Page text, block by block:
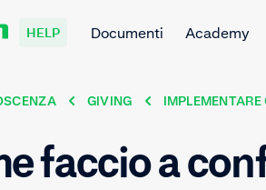
HELP Documenti Academy
GIVING IMPLEMENTARE
faccio a